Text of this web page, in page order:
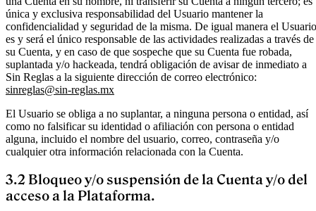
única y exclusiva responsabilidad del Usuario mantener la
confidencialidad y seguridad de la misma. De igual manera el Usuario
es y será el único responsable de las actividades realizadas a través de
su Cuenta, y en caso de que sospeche que su Cuenta fue robada,
suplantada y/o hackeada, tendrá obligación de avisar de inmediato a
Sin Reglas a la siguiente dirección de correo electrónico:
sinreglas@sin-reglas.mx
El Usuario se obliga a no suplantar, a ninguna persona o entidad, así
como no falsificar su identidad o afiliación con persona o entidad
alguna, incluido el nombre del usuario, correo, contraseña y/o
cualquier otra información relacionada con la Cuenta.
3.2 Bloqueo y/o suspensión de la Cuenta y/o del
acceso a la Plataforma.